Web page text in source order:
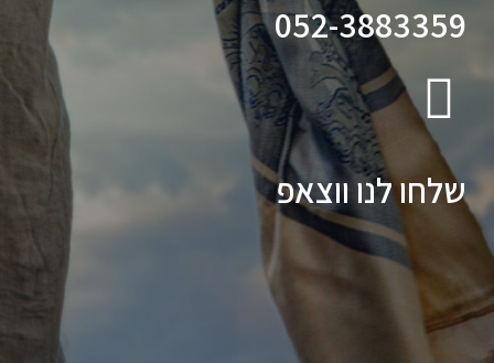
052-3883359
שלחו לנו ווצאפ